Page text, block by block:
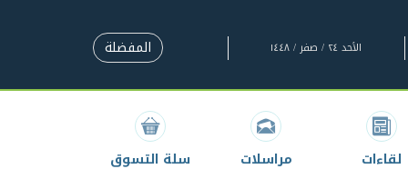
الأحد ٢٤ / صفر / ١٤٤٨ المفضلة
لقاءات مراسلات سلة التسوق